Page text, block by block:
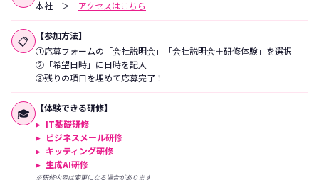
本社 ＞ アクセスはこちら
📋
【参加方法】
①応募フォームの「会社説明会」「会社説明会＋研修体験」を選択
②「希望日時」に日時を記入
③残りの項目を埋めて応募完了！
🎓
【体験できる研修】
IT基礎研修
ビジネスメール研修
キッティング研修
生成AI研修
※研修内容は変更になる場合があります